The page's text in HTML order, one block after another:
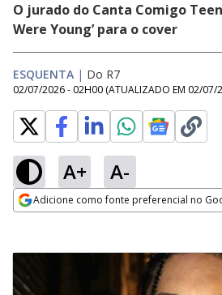
O jurado do Canta Comigo Teen
Were Young’ para o cover
ESQUENTA | Do R7
02/07/2026 - 02H00 (ATUALIZADO EM 02/07/
A+ A-
Adicione como fonte preferencial no